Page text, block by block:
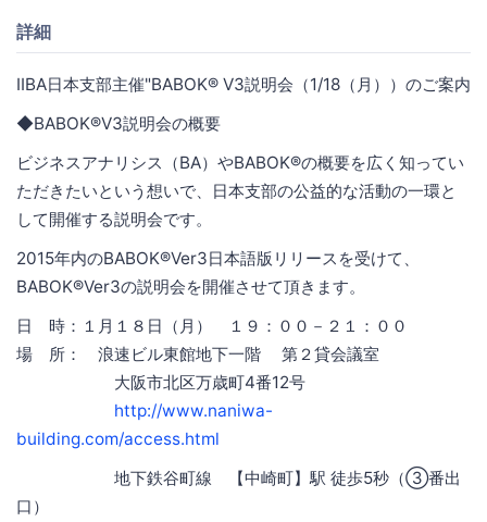
詳細
IIBA日本支部主催"BABOK® V3説明会（1/18（月））のご案内
◆BABOK®V3説明会の概要
ビジネスアナリシス（BA）やBABOK®の概要を広く知ってい
ただきたいという想いで、日本支部の公益的な活動の一環と
して開催する説明会です。
2015年内のBABOK®Ver3日本語版リリースを受けて、
BABOK®Ver3の説明会を開催させて頂きます。
日 時：１月１８日（月） １９：００－２１：００
場 所： 浪速ビル東館地下一階 第２貸会議室
大阪市北区万歳町4番12号
http://www.naniwa-
building.com/access.html
地下鉄谷町線 【中崎町】駅 徒歩5秒（③番出
口）